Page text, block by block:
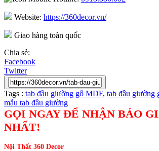
Website: https://360decor.vn/
Giao hàng toàn quốc
Chia sẻ:
Facebook
Twitter
Tags : tab đầu giường gỗ MDF, tab đầu giường
mẫu tab đầu giường
GỌI NGAY ĐỂ NHẬN BÁO
NHẤT!
Nội Thất 360 Decor